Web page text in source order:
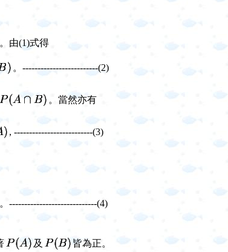
由(1)式得
。-------------------------(2)
。當然亦有
, --------------------------(3)
。-----------------------------(4)
及 皆為正。